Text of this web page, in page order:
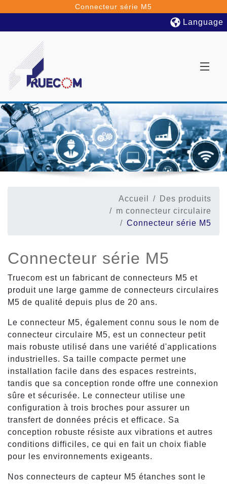
Connecteur série M5
Language
Accueil
Des produits
m connecteur circulaire
Connecteur série M5
Connecteur série M5
Truecom est un fabricant de connecteurs M5 et
produit une large gamme de connecteurs circulaires
M5 de qualité depuis plus de 20 ans.
Le connecteur M5, également connu sous le nom de
connecteur circulaire M5, est un connecteur petit
mais robuste utilisé dans une variété d'applications
industrielles. Sa taille compacte permet une
installation facile dans des espaces restreints,
tandis que sa conception ronde offre une connexion
sûre et sécurisée. Le connecteur utilise une
configuration à trois broches pour assurer un
transfert de données précis et efficace. Sa
conception robuste résiste aux vibrations et autres
conditions difficiles, ce qui en fait un choix fiable
pour les environnements exigeants.
Nos connecteurs de capteur M5 étanches sont le